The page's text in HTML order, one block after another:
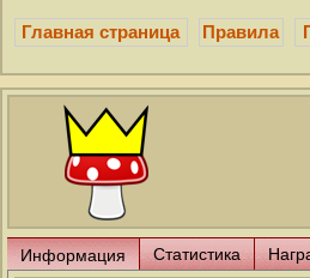
Главная страница Правила
Информация Статистика